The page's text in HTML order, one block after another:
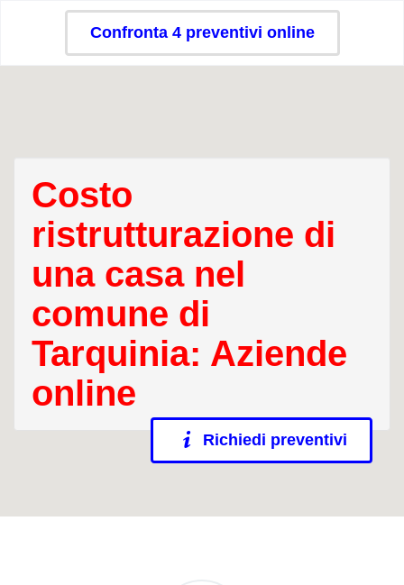
Confronta 4 preventivi online
Costo
ristrutturazione di
una casa nel
comune di
Tarquinia: Aziende
online
Richiedi preventivi